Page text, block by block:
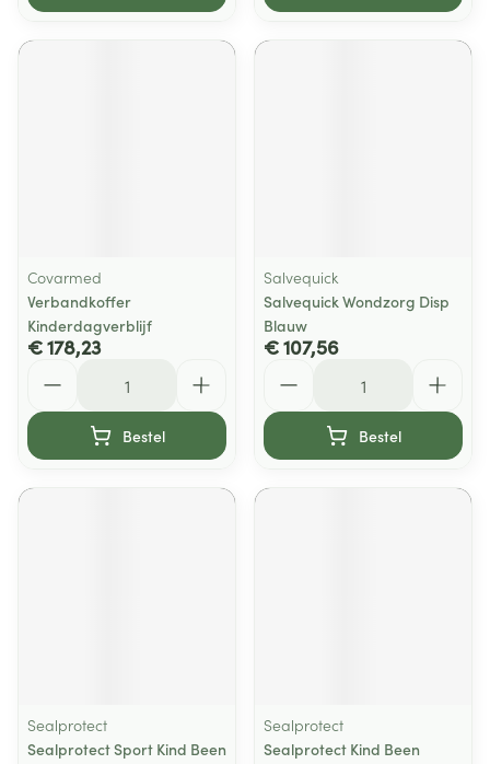
Covarmed
Verbandkoffer
Kinderdagverblijf
€ 178,23
Bestel
Salvequick
Salvequick Wondzorg Disp
Blauw
€ 107,56
Bestel
Sealprotect
Sealprotect Sport Kind Been
Sealprotect
Sealprotect Kind Been